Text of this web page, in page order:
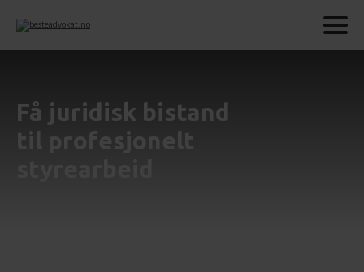
Få juridisk bistand
til profesjonelt